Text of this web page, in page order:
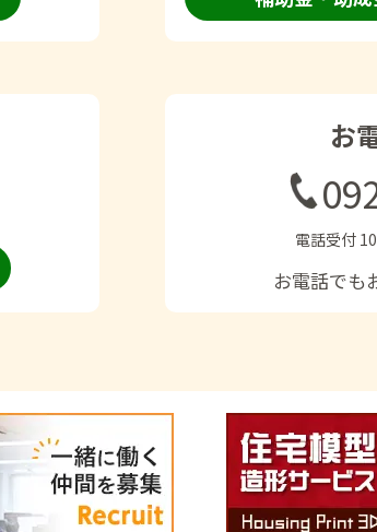
お
電話受付
お電話でも